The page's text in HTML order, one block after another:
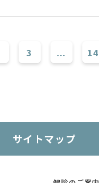
3 ... 14
サイトマップ